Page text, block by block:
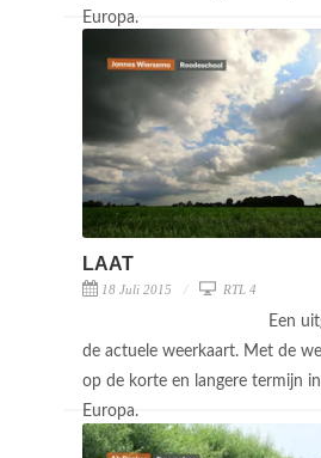
Europa.
LAAT
18 Juli 2015 RTL 4
Een
de actuele weerkaart. Met de
op de korte en langere termijn
Europa.